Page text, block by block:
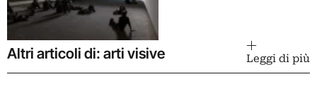
Altri articoli di: arti visive Leggi di più